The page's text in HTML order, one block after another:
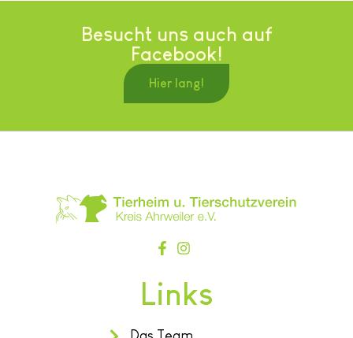
Besucht uns auch auf
Facebook!
Hier lang!
Links